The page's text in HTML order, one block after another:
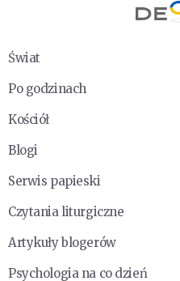
Świat
Po godzinach
Kościół
Blogi
Serwis papieski
Czytania liturgiczne
Artykuły blogerów
Psychologia na co dzień